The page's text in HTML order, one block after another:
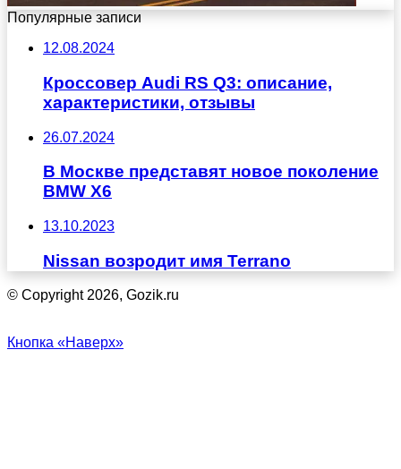
Популярные записи
12.08.2024
Кроссовер Audi RS Q3: описание,
характеристики, отзывы
26.07.2024
В Москве представят новое поколение
BMW X6
13.10.2023
Nissan возродит имя Terrano
© Copyright 2026, Gozik.ru
Кнопка «Наверх»